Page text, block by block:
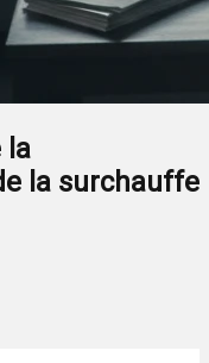
la
la surchauffe